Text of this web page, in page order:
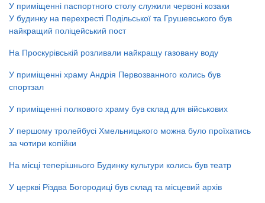
У приміщенні паспортного столу служили червоні козаки
У будинку на перехресті Подільської та Грушевського був
найкращий поліцейський пост
На Проскурівській розливали найкращу газовану воду
У приміщенні храму Андрія Первозванного колись був
спортзал
У приміщенні полкового храму був склад для військових
У першому тролейбусі Хмельницького можна було проїхатись
за чотири копійки
На місці теперішнього Будинку культури колись був театр
У церкві Різдва Богородиці був склад та місцевий архів